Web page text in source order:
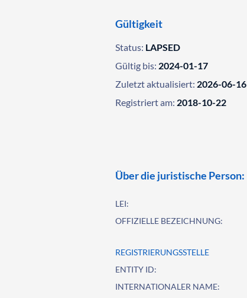
Gültigkeit
Status: LAPSED
Gültig bis: 2024-01-17
Zuletzt aktualisiert: 2026-06-16
Registriert am: 2018-10-22
Über die juristische Person:
LEI:
OFFIZIELLE BEZEICHNUNG:
REGISTRIERUNGSSTELLE
ENTITY ID:
INTERNATIONALER NAME: